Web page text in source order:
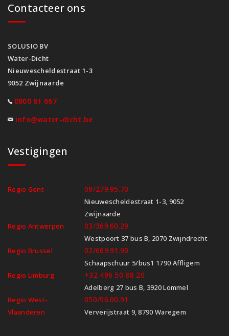
Contacteer ons
SOLUSIO BV
Water-Dicht
Nieuwescheldestraat 1-3
9052 Zwijnaarde
0800 61 667
info@water-dicht.be
Vestigingen
Regio Gent 09/279.95.70
Nieuwescheldestraat 1-3, 9052
Zwijnaarde
Regio Antwerpen
03/369.60.29
Westpoort 37 bus B, 2070 Zwijndrecht
Regio Brussel
02/669.91.90
Schaapschuur 5/bus1 1790 Affligem
Regio Limburg
+32 496 50 88 20
Adelberg 27 bus B, 3920 Lommel
Regio West-
Vlaanderen
050/96.00.91
Ververijstraat 9, 8790 Waregem